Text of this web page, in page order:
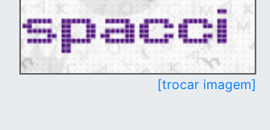
[trocar imagem]